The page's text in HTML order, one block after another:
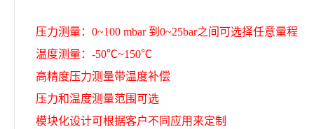
压力测量：0~100 mbar 到0~25bar之间可选择任意量程
温度测量：-50℃~150℃
高精度压力测量带温度补偿
压力和温度测量范围可选
模块化设计可根据客户不同应用来定制